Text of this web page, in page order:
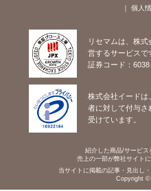
個人
リセマムは、株
営するサービスで
証券コード：6038
株式会社イードは
者に対して付与さ
受けています。
紹介した商品/サービス
売上の一部が弊社サイト
当サイトに掲載の記事・見出し
Copyright ©